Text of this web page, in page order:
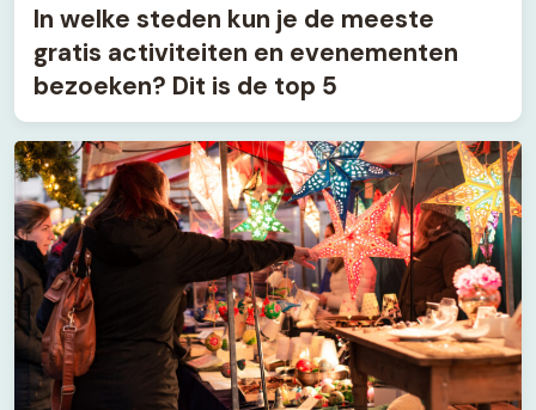
In welke steden kun je de meeste
gratis activiteiten en evenementen
bezoeken? Dit is de top 5